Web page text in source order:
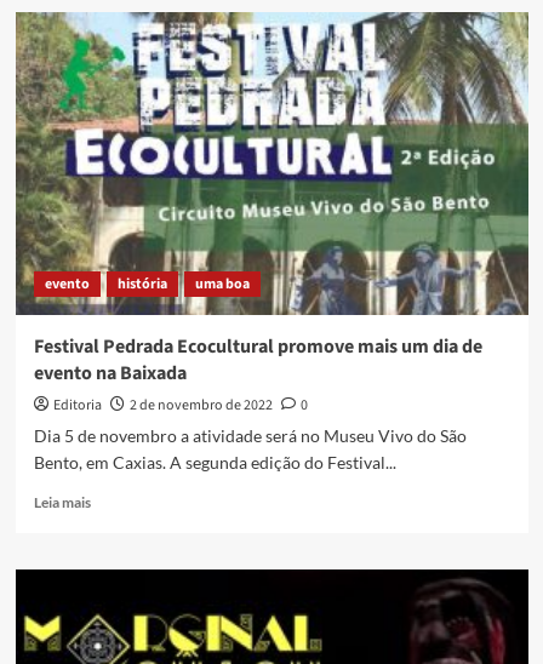
RELEMBRANDO
A
COPA
DE
58
–
1
evento história uma boa
Festival Pedrada Ecocultural promove mais um dia de
evento na Baixada
Editoria 2 de novembro de 2022
0
Dia 5 de novembro a atividade será no Museu Vivo do São
Bento, em Caxias. A segunda edição do Festival...
Leia maisRead
Festival
Ecocultural
promove
mais